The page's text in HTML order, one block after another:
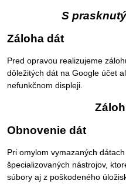
S
Záloha dát
Pred opravou realizujeme
dôležitých dát na Google účet
nefunkčnom displeji.
Obnovenie dát
Pri omylom vymazaných
špecializovaných nástrojov,
súbory aj z poškodeného